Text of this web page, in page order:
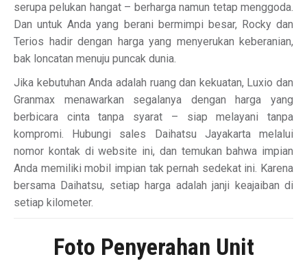
serupa pelukan hangat – berharga namun tetap menggoda.
Dan untuk Anda yang berani bermimpi besar, Rocky dan
Terios hadir dengan harga yang menyerukan keberanian,
bak loncatan menuju puncak dunia.
Jika kebutuhan Anda adalah ruang dan kekuatan, Luxio dan
Granmax menawarkan segalanya dengan harga yang
berbicara cinta tanpa syarat – siap melayani tanpa
kompromi. Hubungi sales Daihatsu Jayakarta melalui
nomor kontak di website ini, dan temukan bahwa impian
Anda memiliki mobil impian tak pernah sedekat ini. Karena
bersama Daihatsu, setiap harga adalah janji keajaiban di
setiap kilometer.
Foto Penyerahan Unit